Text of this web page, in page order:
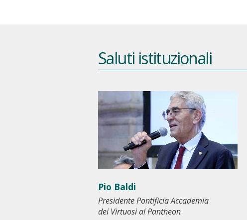
Saluti istituzionali
Pio Baldi
Presidente Pontificia Accademia
dei Virtuosi al Pantheon